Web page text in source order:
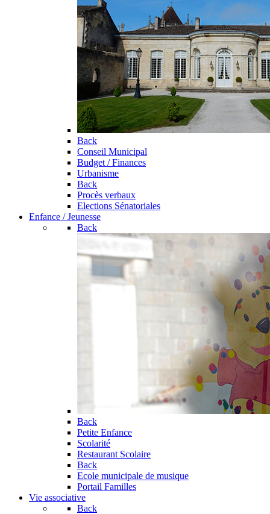
Back
Conseil Municipal
Budget / Finances
Urbanisme
Back
Procès verbaux
Elections Sénatoriales
Enfance / Jeunesse
Back
Back
Petite Enfance
Scolarité
Restaurant Scolaire
Back
Ecole municipale de musique
Portail Familles
Vie associative
Back